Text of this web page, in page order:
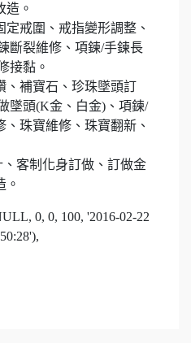
造。
戒圍、戒指變形調整、
斷裂維修、項鍊/手鍊長
接黏。
、補寶石、珍珠墜頭訂
墜頭(K金、白金)、項鍊/
珠寶維修、珠寶翻新、
客制化身訂做、訂做金
。
0, 0, 100, '2016-02-22